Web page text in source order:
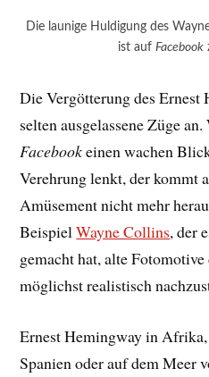
Die launige Huldigung des
ist auf Facebook
Die Vergötterung des
selten ausgelassene Züge
Facebookeinen wachen
Verehrung lenkt, der kommt
Amüsement nicht mehr
BeispielWayne Collins, der
gemacht hat, alte
möglichst realistisch
Ernest Hemingway in
Spanien oder auf dem Meer